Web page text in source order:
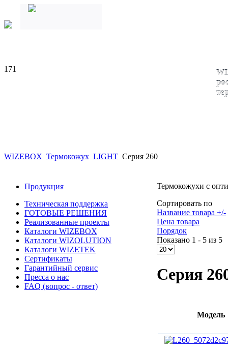
171
WIZEBOX Термокожух LIGHT Серия 260
Продукция
Техническая поддержка
ГОТОВЫЕ РЕШЕНИЯ
Реализованные проекты
Каталоги WIZEBOX
Каталоги WIZOLUTION
Каталоги WIZETEK
Сертификаты
Гарантийный сервис
Пресса о нас
FAQ (вопрос - ответ)
Термокожухи с
Сортировать по
Название товара +/-
Цена товара
Порядок
Показано 1 - 5 из 5
Серия
Модель